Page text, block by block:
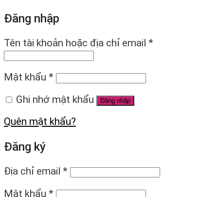
Đăng nhập
Tên tài khoản hoặc địa chỉ email *
Mật khẩu *
Ghi nhớ mật khẩu
Đăng nhập
Quên mật khẩu?
Đăng ký
Địa chỉ email *
Mật khẩu *